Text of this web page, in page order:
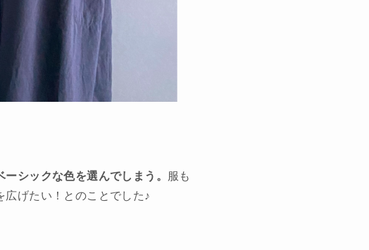
シックな色を選んでしまう。
服も
げたい！とのことでした♪